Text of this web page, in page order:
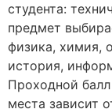
студента:
предмет
физика, химия,
история,
Проходной
места зависит